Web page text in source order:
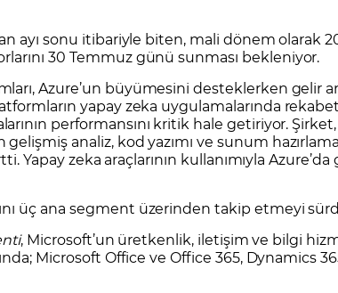
Sorularla Borsa Borsa İşlem
Sözlüğü Eğitim Kitapları Finansal
Yurt İçi Bilanço Takvimi Ekonomik
Güvenliği ve Transferi Sıkça Sorulan Sorular
ayı sonu itibariyle biten, mali dönem olarak
30 Temmuz günü sunması bekleniyor.
Azure’un büyümesini desteklerken gelir
yapay zeka uygulamalarında
performansını kritik hale getiriyor.
analiz, kod yazımı ve sunum
Yapay zeka araçlarının kullanımıyla
üç ana segment üzerinden takip etmeyi
, Microsoft’un üretkenlik, iletişim ve bilgi
Microsoft Office ve Office 365, Dynamics